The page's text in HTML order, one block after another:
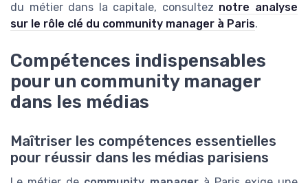
du métier dans la capitale, consultez notre analyse
sur le rôle clé du community manager à Paris.
Compétences indispensables
pour un community manager
dans les médias
Maîtriser les compétences essentielles
pour réussir dans les médias parisiens